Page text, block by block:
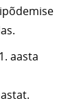
aasta